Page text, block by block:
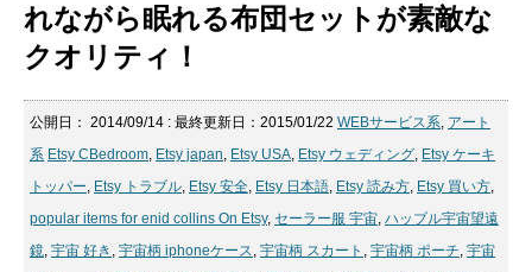
れながら眠れる布団セットが素敵な
クオリティ！
公開日： 2014/09/14 : 最終更新日：2015/01/22 WEBサービス系, アート
系 Etsy CBedroom, Etsy japan, Etsy USA, Etsy ウェディング, Etsy ケーキ
トッパー, Etsy トラブル, Etsy 安全, Etsy 日本語, Etsy 読み方, Etsy 買い方,
popular items for enid collins On Etsy, セーラー服 宇宙, ハッブル宇宙望遠
鏡, 宇宙 好き , 宇宙柄 iphoneケース, 宇宙柄 スカート , 宇宙柄 ポーチ, 宇宙